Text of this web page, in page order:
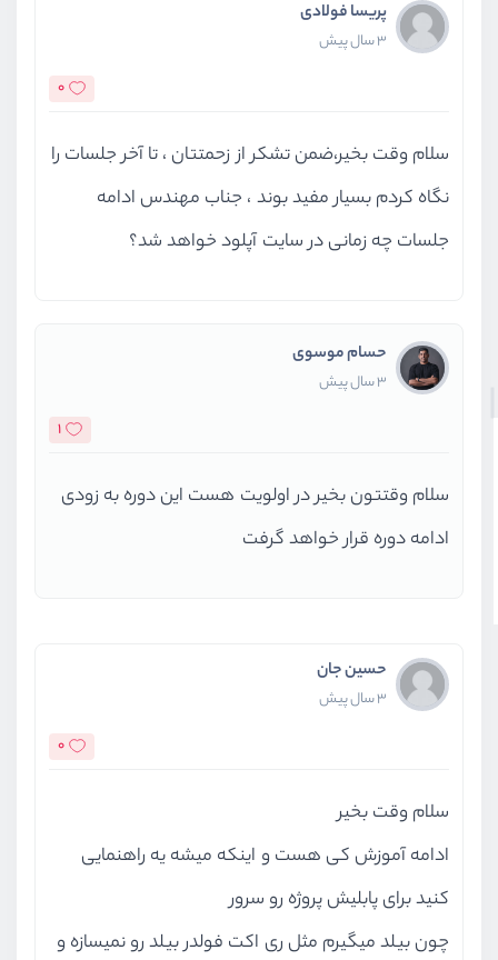
پریسا فولادی
3 سال پیش
0
سلام وقت بخیر،ضمن تشکر از زحمتتان ، تا آخر جلسات را
نگاه کردم بسیار مفید بوند ، جناب مهندس ادامه
جلسات چه زمانی در سایت آپلود خواهد شد؟
حسام موسوی
3 سال پیش
1
سلام وقتتون بخیر در اولویت هست این دوره به زودی
ادامه دوره قرار خواهد گرفت
حسین جان
3 سال پیش
0
سلام وقت بخیر
ادامه آموزش کی هست و اینکه میشه یه راهنمایی
کنید برای پابلیش پروژه رو سرور
چون بیلد میگیرم مثل ری اکت فولدر بیلد رو نمیسازه و